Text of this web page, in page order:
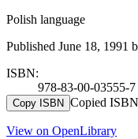
Polish language
Published June 18, 1991
ISBN:
978-83-00-03555-7
Copy ISBN Copied
View on OpenLibrary